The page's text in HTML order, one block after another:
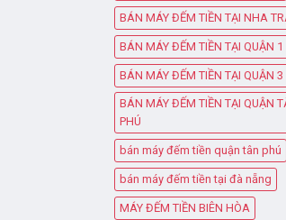
BÁN MÁY ĐẾM TIỀN TẠI NHA
BÁN MÁY ĐẾM TIỀN TẠI QUẬN 1
BÁN MÁY ĐẾM TIỀN TẠI QUẬN 3
BÁN MÁY ĐẾM TIỀN TẠI QUẬN
PHÚ
bán máy đếm tiền quận tân phú
bán máy đếm tiền tại đà nẵng
MÁY ĐẾM TIỀN BIÊN HÒA